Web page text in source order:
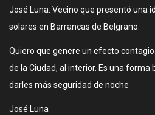
José Luna: Vecino que presentó una
solares en Barrancas de Belgrano.
Quiero que genere un efecto
de la Ciudad, al interior. Es una
darles más seguridad de noche
José Luna